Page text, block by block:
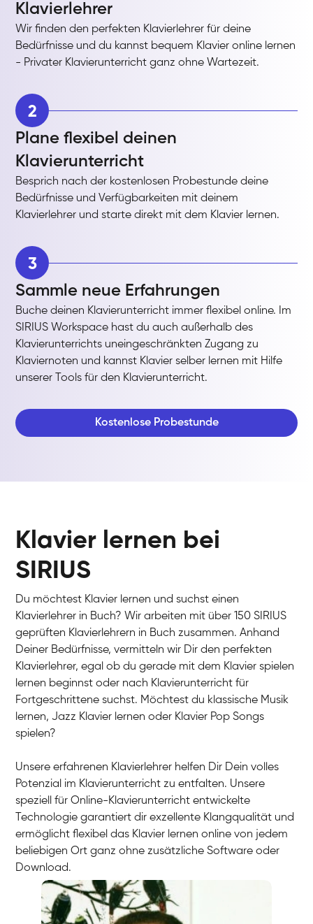
Klavierlehrer
Wir finden den perfekten Klavierlehrer für deine
Bedürfnisse und du kannst bequem Klavier online lernen
- Privater Klavierunterricht ganz ohne Wartezeit.
2
Plane flexibel deinen
Klavierunterricht
Besprich nach der kostenlosen Probestunde deine
Bedürfnisse und Verfügbarkeiten mit deinem
Klavierlehrer und starte direkt mit dem Klavier lernen.
3
Sammle neue Erfahrungen
Buche deinen Klavierunterricht immer flexibel online. Im
SIRIUS Workspace hast du auch außerhalb des
Klavierunterrichts uneingeschränkten Zugang zu
Klaviernoten und kannst Klavier selber lernen mit Hilfe
unserer Tools für den Klavierunterricht.
Kostenlose Probestunde
Klavier lernen bei
SIRIUS
Du möchtest Klavier lernen und suchst einen
Klavierlehrer in Buch? Wir arbeiten mit über 150 SIRIUS
geprüften Klavierlehrern in Buch zusammen. Anhand
Deiner Bedürfnisse, vermitteln wir Dir den perfekten
Klavierlehrer, egal ob du gerade mit dem Klavier spielen
lernen beginnst oder nach Klavierunterricht für
Fortgeschrittene suchst. Möchtest du klassische Musik
lernen, Jazz Klavier lernen oder Klavier Pop Songs
spielen?
Unsere erfahrenen Klavierlehrer helfen Dir Dein volles
Potenzial im Klavierunterricht zu entfalten. Unsere
speziell für Online-Klavierunterricht entwickelte
Technologie garantiert dir exzellente Klangqualität und
ermöglicht flexibel das Klavier lernen online von jedem
beliebigen Ort ganz ohne zusätzliche Software oder
Download.